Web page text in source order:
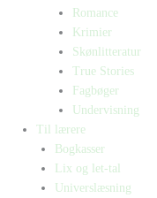
Romance
Krimier
Skønlitteratur
True Stories
Fagbøger
Undervisning
Til lærere
Bogkasser
Lix og let-tal
Universlæsning